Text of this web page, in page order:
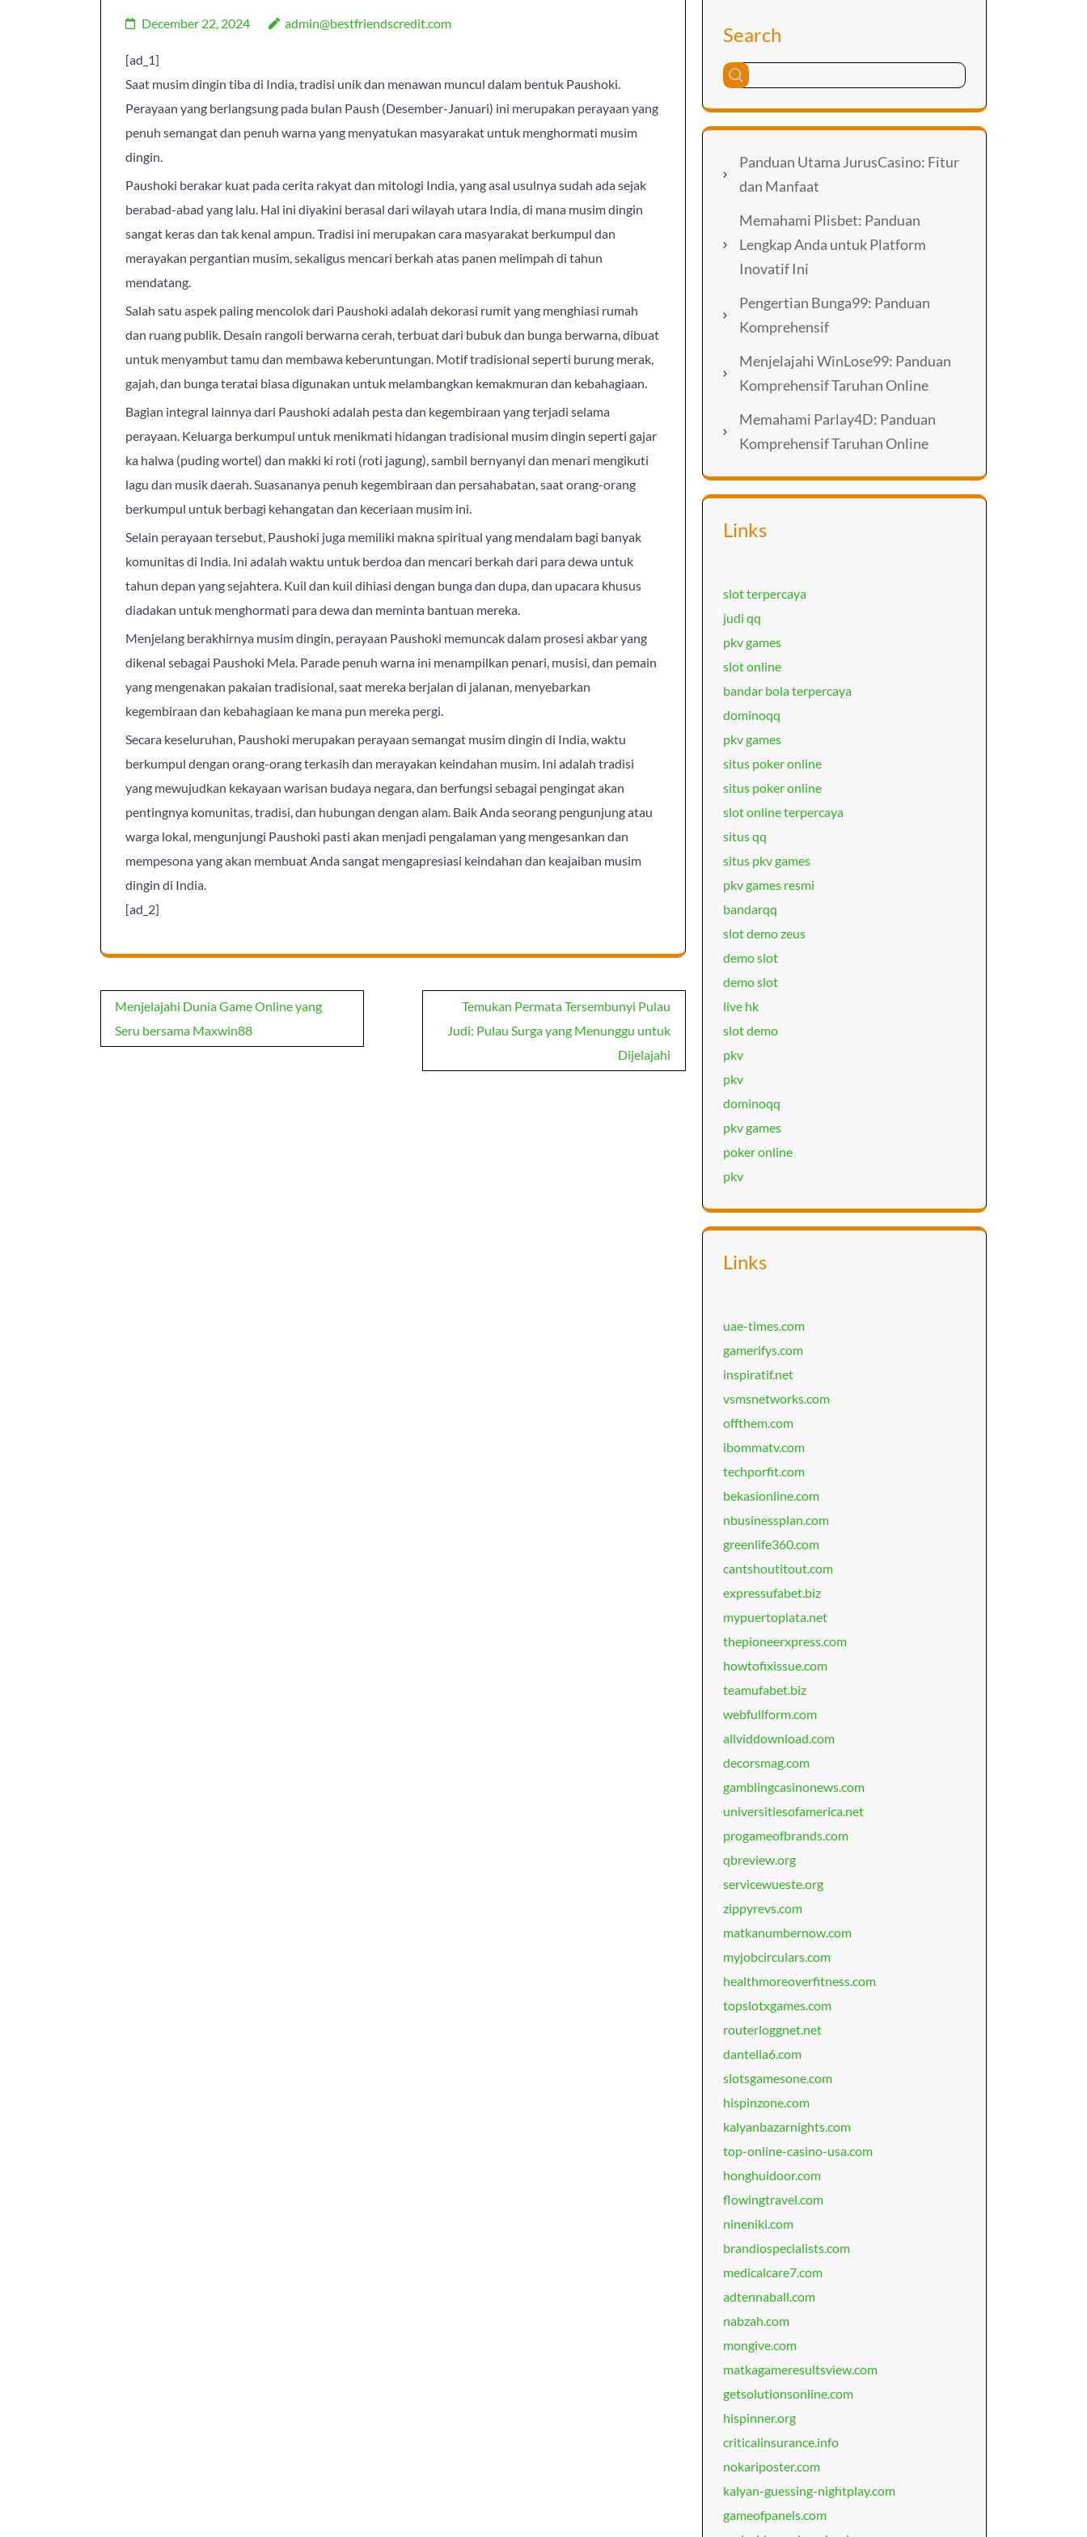
December 22, 2024 admin@bestfriendscredit.com
[ad_1]
Saat musim dingin tiba di India, tradisi unik dan menawan muncul dalam bentuk Paushoki.
Perayaan yang berlangsung pada bulan Paush (Desember-Januari) ini merupakan perayaan yang
penuh semangat dan penuh warna yang menyatukan masyarakat untuk menghormati musim
dingin.
Paushoki berakar kuat pada cerita rakyat dan mitologi India, yang asal usulnya sudah ada sejak
berabad-abad yang lalu. Hal ini diyakini berasal dari wilayah utara India, di mana musim dingin
sangat keras dan tak kenal ampun. Tradisi ini merupakan cara masyarakat berkumpul dan
merayakan pergantian musim, sekaligus mencari berkah atas panen melimpah di tahun
mendatang.
Salah satu aspek paling mencolok dari Paushoki adalah dekorasi rumit yang menghiasi rumah
dan ruang publik. Desain rangoli berwarna cerah, terbuat dari bubuk dan bunga berwarna, dibuat
untuk menyambut tamu dan membawa keberuntungan. Motif tradisional seperti burung merak,
gajah, dan bunga teratai biasa digunakan untuk melambangkan kemakmuran dan kebahagiaan.
Bagian integral lainnya dari Paushoki adalah pesta dan kegembiraan yang terjadi selama
perayaan. Keluarga berkumpul untuk menikmati hidangan tradisional musim dingin seperti gajar
ka halwa (puding wortel) dan makki ki roti (roti jagung), sambil bernyanyi dan menari mengikuti
lagu dan musik daerah. Suasananya penuh kegembiraan dan persahabatan, saat orang-orang
berkumpul untuk berbagi kehangatan dan keceriaan musim ini.
Selain perayaan tersebut, Paushoki juga memiliki makna spiritual yang mendalam bagi banyak
komunitas di India. Ini adalah waktu untuk berdoa dan mencari berkah dari para dewa untuk
tahun depan yang sejahtera. Kuil dan kuil dihiasi dengan bunga dan dupa, dan upacara khusus
diadakan untuk menghormati para dewa dan meminta bantuan mereka.
Menjelang berakhirnya musim dingin, perayaan Paushoki memuncak dalam prosesi akbar yang
dikenal sebagai Paushoki Mela. Parade penuh warna ini menampilkan penari, musisi, dan pemain
yang mengenakan pakaian tradisional, saat mereka berjalan di jalanan, menyebarkan
kegembiraan dan kebahagiaan ke mana pun mereka pergi.
Secara keseluruhan, Paushoki merupakan perayaan semangat musim dingin di India, waktu
berkumpul dengan orang-orang terkasih dan merayakan keindahan musim. Ini adalah tradisi
yang mewujudkan kekayaan warisan budaya negara, dan berfungsi sebagai pengingat akan
pentingnya komunitas, tradisi, dan hubungan dengan alam. Baik Anda seorang pengunjung atau
warga lokal, mengunjungi Paushoki pasti akan menjadi pengalaman yang mengesankan dan
mempesona yang akan membuat Anda sangat mengapresiasi keindahan dan keajaiban musim
dingin di India.
[ad_2]
Post
navigation
Menjelajahi Dunia Game Online yang
Seru bersama Maxwin88
Temukan Permata Tersembunyi Pulau
Judi: Pulau Surga yang Menunggu untuk
Dijelajahi
Search
Panduan Utama JurusCasino: Fitur
dan Manfaat
Memahami Plisbet: Panduan
Lengkap Anda untuk Platform
Inovatif Ini
Pengertian Bunga99: Panduan
Komprehensif
Menjelajahi WinLose99: Panduan
Komprehensif Taruhan Online
Memahami Parlay4D: Panduan
Komprehensif Taruhan Online
Links
slot terpercaya
judi qq
pkv games
slot online
bandar bola terpercaya
dominoqq
pkv games
situs poker online
situs poker online
slot online terpercaya
situs qq
situs pkv games
pkv games resmi
bandarqq
slot demo zeus
demo slot
demo slot
live hk
slot demo
pkv
pkv
dominoqq
pkv games
poker online
pkv
Links
uae-times.com
gamerifys.com
inspiratif.net
vsmsnetworks.com
offthem.com
ibommatv.com
techporfit.com
bekasionline.com
nbusinessplan.com
greenlife360.com
cantshoutitout.com
expressufabet.biz
mypuertoplata.net
thepioneerxpress.com
howtofixissue.com
teamufabet.biz
webfullform.com
allviddownload.com
decorsmag.com
gamblingcasinonews.com
universitiesofamerica.net
progameofbrands.com
qbreview.org
servicewueste.org
zippyrevs.com
matkanumbernow.com
myjobcirculars.com
healthmoreoverfitness.com
topslotxgames.com
routerloggnet.net
dantella6.com
slotsgamesone.com
hispinzone.com
kalyanbazarnights.com
top-online-casino-usa.com
honghuidoor.com
flowingtravel.com
nineniki.com
brandiospecialists.com
medicalcare7.com
adtennaball.com
nabzah.com
mongive.com
matkagameresultsview.com
getsolutionsonline.com
hispinner.org
criticalinsurance.info
nokariposter.com
kalyan-guessing-nightplay.com
gameofpanels.com